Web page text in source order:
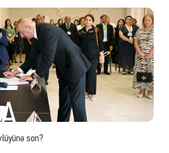
MƏRKƏZİ
PLANLARI
son?